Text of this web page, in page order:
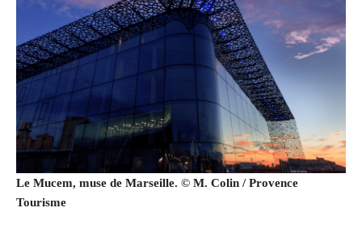
Le Mucem, muse de Marseille. © M. Colin / Provence
Tourisme